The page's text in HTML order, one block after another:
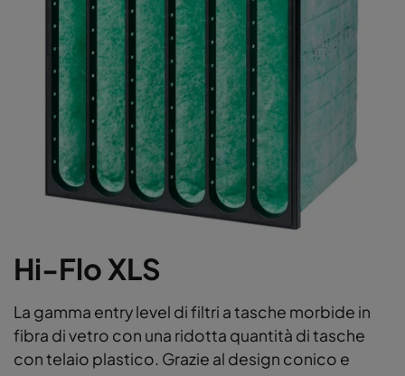
Hi-Flo XLS
La gamma entry level di filtri a tasche morbide in
fibra di vetro con una ridotta quantità di tasche
con telaio plastico. Grazie al design conico e